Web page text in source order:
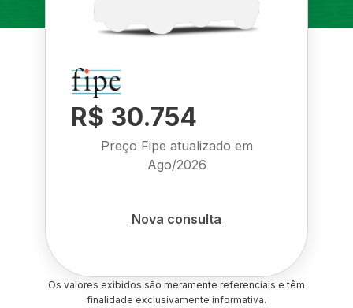
R$ 30.754
Preço Fipe atualizado em
Ago/2026
Nova consulta
Os valores exibidos são meramente referenciais e têm
finalidade exclusivamente informativa.